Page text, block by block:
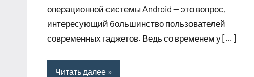
операционной системы Аndroid — это вопрос,
интересующий большинство пользователей
современных гаджетов. Ведь со временем у […]
Читать далее